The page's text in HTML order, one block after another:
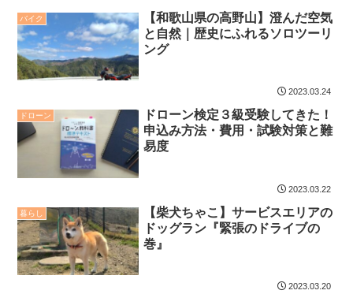
バイク
【和歌山県の高野山】澄んだ空気
と自然｜歴史にふれるソロツーリ
ング
2023.03.24
ドローン
ドローン検定３級受験してきた！
申込み方法・費用・試験対策と難
易度
2023.03.22
暮らし
【柴犬ちゃこ】サービスエリアの
ドッグラン『緊張のドライブの
巻』
2023.03.20